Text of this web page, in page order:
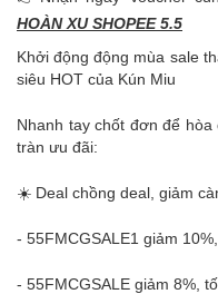
HOÀN XU SHOPEE 5.5
Khởi động động mùa sale
siêu HOT của Kún Miu
Nhanh tay chốt đơn để
tràn ưu đãi:
☀️ Deal chồng deal, giảm
- 55FMCGSALE1 giảm
- 55FMCGSALE giảm 8%,